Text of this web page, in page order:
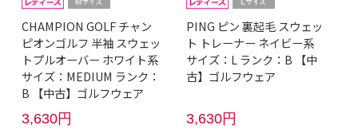
CHAMPION GOLF チャン
ピオンゴルフ 半袖 スウェッ
トプルオーバー ホワイト系
サイズ：MEDIUM ランク：
B 【中古】ゴルフウェア
3,630円
PING ピン 裏起毛 スウェッ
ト トレーナー ネイビー系
サイズ：L ランク：B 【中
古】ゴルフウェア
3,630円